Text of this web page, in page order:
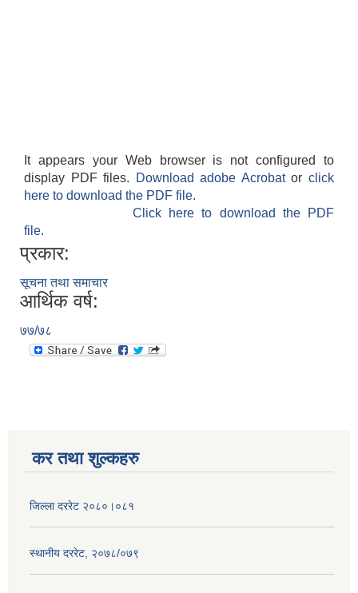
It appears your Web browser is not configured to
display PDF files.
Download adobe Acrobatorclick
here to download the PDF file.
Click here to download the PDF
file.
प्रकार:
सूचना तथा समाचार
आर्थिक वर्ष:
७७/७८
कर तथा शुल्कहरु
जिल्ला दररेट २०८०।०८१
स्थानीय दररेट, २०७८/०७९